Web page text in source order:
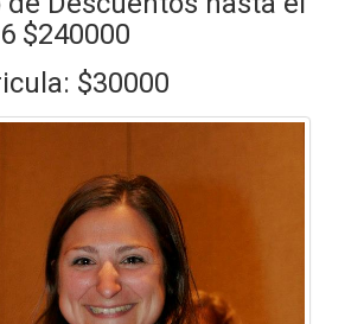
$240000
$30000